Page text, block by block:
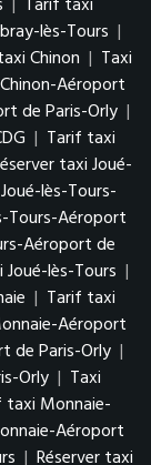
lès-Tours |
Chinon | Taxi
Aéroport
de Paris-Orly |
| Tarif taxi
taxi Joué-
lès-Tours-
Tours-Aéroport
Aéroport de
lès-Tours |
| Tarif taxi
Aéroport
de Paris-Orly |
Orly | Taxi
taxi Monnaie-
Aéroport
| Réserver taxi